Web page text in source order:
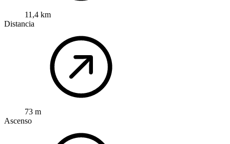
11,4 km
Distancia
73 m
Ascenso